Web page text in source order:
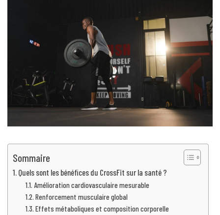
Sommaire
Quels sont les bénéfices du CrossFit sur la santé ?
Amélioration cardiovasculaire mesurable
Renforcement musculaire global
Effets métaboliques et composition corporelle